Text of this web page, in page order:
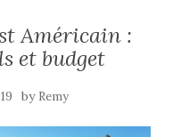
Américain :
et budget
by Remy